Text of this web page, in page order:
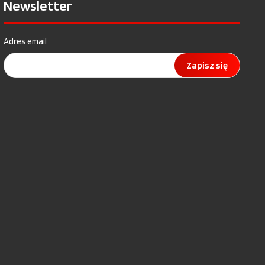
Newsletter
Adres email
Zapisz się